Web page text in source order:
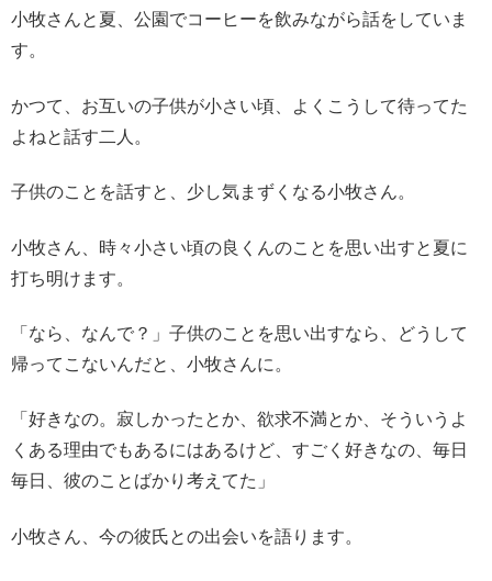
小牧さんと夏、公園でコーヒーを飲みながら話をしていま
す。
かつて、お互いの子供が小さい頃、よくこうして待ってた
よねと話す二人。
子供のことを話すと、少し気まずくなる小牧さん。
小牧さん、時々小さい頃の良くんのことを思い出すと夏に
打ち明けます。
「なら、なんで？」子供のことを思い出すなら、どうして
帰ってこないんだと、小牧さんに。
「好きなの。寂しかったとか、欲求不満とか、そういうよ
くある理由でもあるにはあるけど、すごく好きなの、毎日
毎日、彼のことばかり考えてた」
小牧さん、今の彼氏との出会いを語ります。